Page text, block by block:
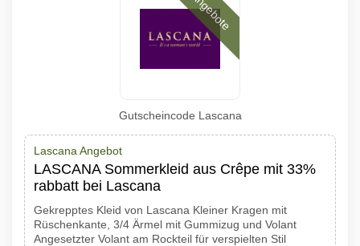
Angebote
Gutscheincode Lascana
Lascana Angebot
LASCANA Sommerkleid aus Crêpe mit 33%
rabbatt bei Lascana
Gekrepptes Kleid von Lascana Kleiner Kragen mit
Rüschenkante, 3/4 Ärmel mit Gummizug und Volant
Angesetzter Volant am Rockteil für verspielten Stil